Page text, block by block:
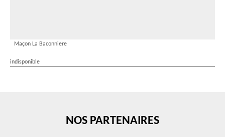
Maçon La Baconniere
indisponible
NOS PARTENAIRES